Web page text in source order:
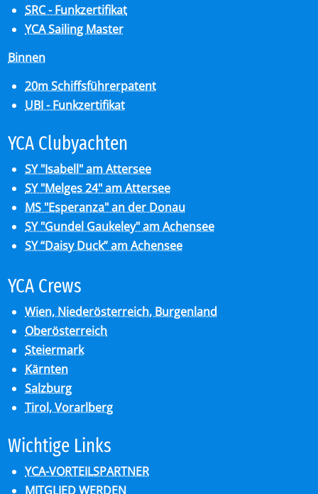
SRC - Funkzertifikat
YCA Sailing Master
Binnen
20m Schiffsführerpatent
UBI - Funkzertifikat
YCA Club­y­ach­ten
SY "Isabell" am Attersee
SY "Melges 24" am Attersee
MS "Esperanza" an der Donau
SY "Gundel Gaukeley" am Achensee
SY “Daisy Duck” am Achensee
YCA Crews
Wien, Niederösterreich, Burgenland
Oberösterreich
Steiermark
Kärnten
Salzburg
Tirol, Vorarlberg
Wich­ti­ge Links
YCA-VORTEILSPARTNER
MITGLIED WERDEN